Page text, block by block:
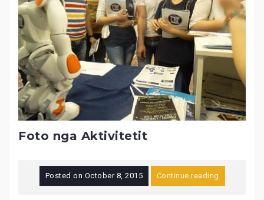
Foto nga Aktivitetit
Posted on October 8, 2015 Continue reading